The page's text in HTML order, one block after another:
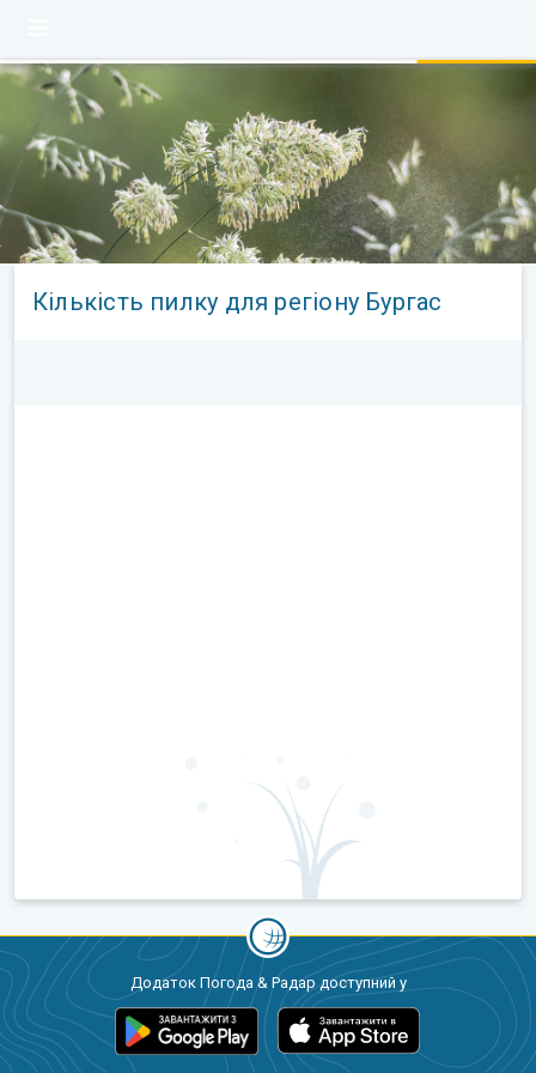
Кількість пилку для регіону Бургас
Додаток Погода & Радар доступний у